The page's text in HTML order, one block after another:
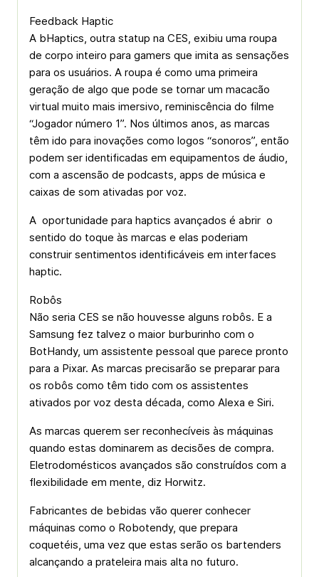
Feedback Haptic
A bHaptics, outra statup na CES, exibiu uma roupa
de corpo inteiro para gamers que imita as sensações
para os usuários. A roupa é como uma primeira
geração de algo que pode se tornar um macacão
virtual muito mais imersivo, reminiscência do filme
“Jogador número 1”. Nos últimos anos, as marcas
têm ido para inovações como logos “sonoros”, então
podem ser identificadas em equipamentos de áudio,
com a ascensão de podcasts, apps de música e
caixas de som ativadas por voz.
A oportunidade para haptics avançados é abrir o
sentido do toque às marcas e elas poderiam
construir sentimentos identificáveis em interfaces
haptic.
Robôs
Não seria CES se não houvesse alguns robôs. E a
Samsung fez talvez o maior burburinho com o
BotHandy, um assistente pessoal que parece pronto
para a Pixar. As marcas precisarão se preparar para
os robôs como têm tido com os assistentes
ativados por voz desta década, como Alexa e Siri.
As marcas querem ser reconhecíveis às máquinas
quando estas dominarem as decisões de compra.
Eletrodomésticos avançados são construídos com a
flexibilidade em mente, diz Horwitz.
Fabricantes de bebidas vão querer conhecer
máquinas como o Robotendy, que prepara
coquetéis, uma vez que estas serão os bartenders
alcançando a prateleira mais alta no futuro.